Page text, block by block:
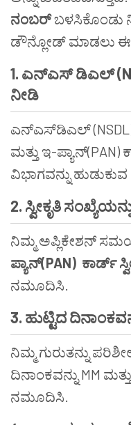
ನಂಬರ್ಬಳಸಿಕೊಂಡು
ಡೌನ್ಲೋಡ್ ಮಾಡಲು ಈ
1. ಎನ್ಎಸ್ಡಿಎಲ್
ನೀಡಿ
ಎನ್‌ಎಸ್‌ಡಿಎಲ್
ಮತ್ತು ಇ-
ವಿಭಾಗವನ್ನು
2. ಸ್ವೀಕೃತಿ
ನಿಮ್ಮ ಅಪ್ಲಿಕೇಶನ್
ಪ್ಯಾನ್(PAN) ಕಾರ್ಡ್
ನಮೂದಿಸಿ.
3. ಹುಟ್ಟಿದ
ನಿಮ್ಮ ಗುರುತನ್ನು
ದಿನಾಂಕವನ್ನು MM
ನಮೂದಿಸಿ.